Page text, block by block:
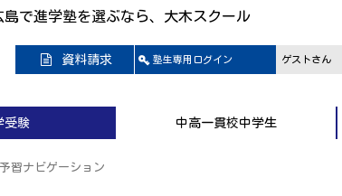
で進学塾を選ぶなら、大木スクール
塾生専用 ログイン ゲストさん
資料請求
受験 中高一貫校中学生
予習ナビゲーション